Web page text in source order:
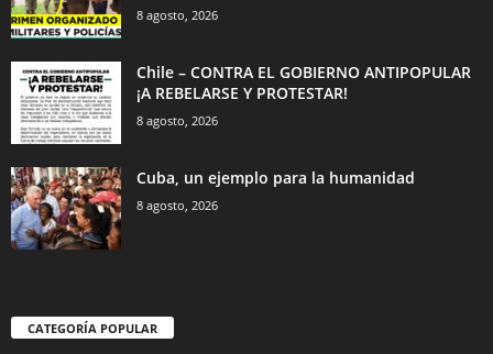
8 agosto, 2026
Chile – CONTRA EL GOBIERNO ANTIPOPULAR
¡A REBELARSE Y PROTESTAR!
8 agosto, 2026
Cuba, un ejemplo para la humanidad
8 agosto, 2026
CATEGORÍA POPULAR